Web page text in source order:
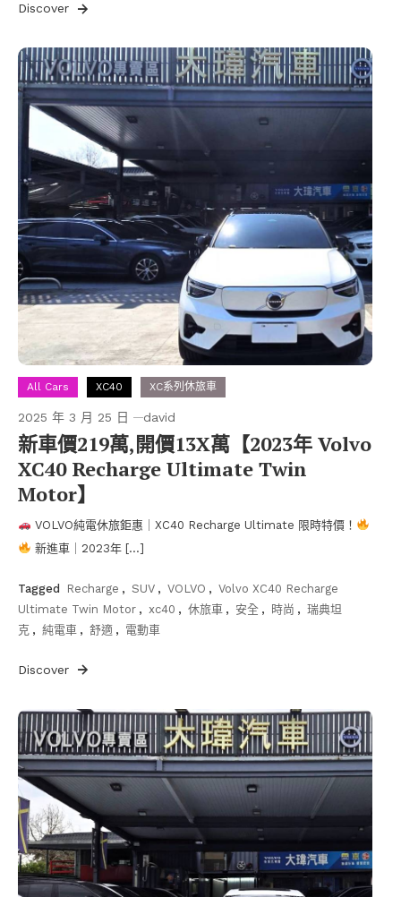
Discover
All Cars XC40 XC系列休旅車
2025 年 3 月 25 日 david
新車價219萬,開價13X萬【2023年 Volvo
XC40 Recharge Ultimate Twin
Motor】
VOLVO純電休旅鉅惠｜XC40 Recharge Ultimate 限時特價！
新進車｜2023年 […]
Tagged Recharge , SUV , VOLVO , Volvo XC40 Recharge
Ultimate Twin Motor , xc40 , 休旅車 , 安全 , 時尚 , 瑞典坦
克 , 純電車 , 舒適 , 電動車
Discover